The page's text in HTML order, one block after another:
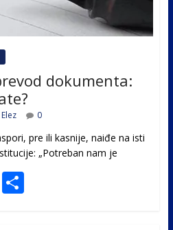
dokumenta:
0
pre ili kasnije, naiđe na isti
„Potreban nam je
S